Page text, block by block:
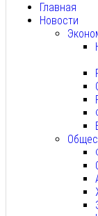
Главная
Новости